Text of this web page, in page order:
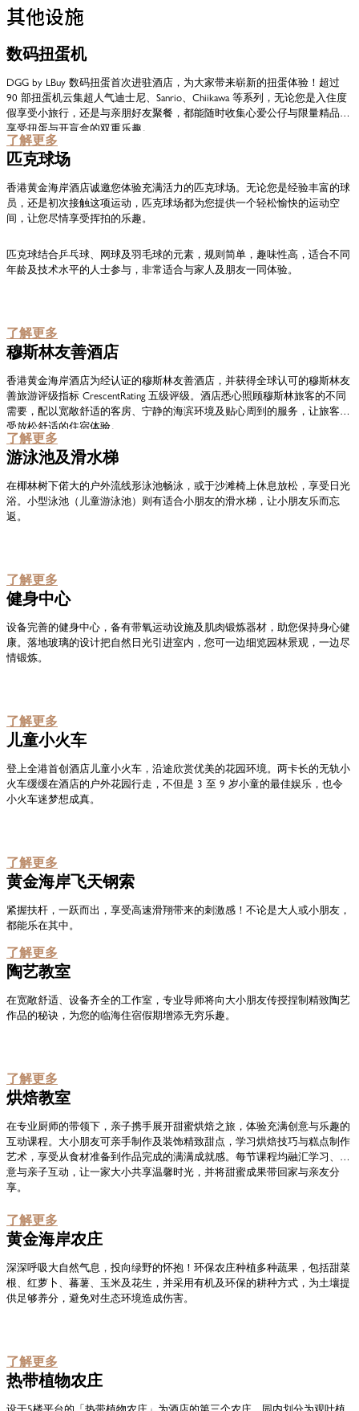
其他设施
数码扭蛋机
​DGG by LBuy 数码扭蛋首次进驻酒店，为大家带来崭新的扭蛋体验！超过
90 部扭蛋机云集超人气迪士尼、Sanrio、Chiikawa 等系列，无论您是入住度
假享受小旅行，还是与亲朋好友聚餐，都能随时收集心爱公仔与限量精品，
享受扭蛋与开盲盒的双重乐趣。
了解更多
匹克球场
香港黄金海岸酒店诚邀您体验充满活力的匹克球场。无论您是经验丰富的球
员，还是初次接触这项运动，匹克球场都为您提供一个轻松愉快的运动空
间，让您尽情享受挥拍的乐趣。
匹克球结合乒乓球、网球及羽毛球的元素，规则简单，趣味性高，适合不同
年龄及技术水平的人士参与，非常适合与家人及朋友一同体验。
了解更多
穆斯林友善酒店
香港黄金海岸酒店为经认证的穆斯林友善酒店，并获得全球认可的穆斯林友
善旅游评级指标 CrescentRating 五级评级。酒店悉心照顾穆斯林旅客的不同
需要，配以宽敞舒适的客房、宁静的海滨环境及贴心周到的服务，让旅客享
受放松舒适的住宿体验。
了解更多
游泳池及滑水梯
在椰林树下偌大的户外流线形泳池畅泳，或于沙滩椅上休息放松，享受日光
浴。小型泳池（儿童游泳池）则有适合小朋友的滑水梯，让小朋友乐而忘
返。
了解更多
健身中心
设备完善的健身中心，备有带氧运动设施及肌肉锻炼器材，助您保持身心健
康。落地玻璃的设计把自然日光引进室内，您可一边细览园林景观，一边尽
情锻炼。
了解更多
儿童小火车
登上全港首创酒店儿童小火车，沿途欣赏优美的花园环境。两卡长的无轨小
火车缓缓在酒店的户外花园行走，不但是 3 至 9 岁小童的最佳娱乐，也令
小火车迷梦想成真。
了解更多
黄金海岸飞天钢索
紧握扶杆，一跃而出，享受高速滑翔带来的刺激感！不论是大人或小朋友，
都能乐在其中。
了解更多
陶艺教室
在宽敞舒适、设备齐全的工作室，专业导师将向大小朋友传授捏制精致陶艺
作品的秘诀，为您的临海住宿假期增添无穷乐趣。
了解更多
烘焙教室
在专业厨师的带领下，亲子携手展开甜蜜烘焙之旅，体验充满创意与乐趣的
互动课程。大小朋友可亲手制作及装饰精致甜点，学习烘焙技巧与糕点制作
艺术，享受从食材准备到作品完成的满满成就感。每节课程均融汇学习、创
意与亲子互动，让一家大小共享温馨时光，并将甜蜜成果带回家与亲友分
享。
了解更多
黄金海岸农庄​
深深呼吸大自然气息，投向绿野的怀抱！环保农庄种植多种蔬果，包括甜菜
根、红萝卜、蕃薯、玉米及花生，并采用有机及环保的耕种方式，为土壤提
供足够养分，避免对生态环境造成伤害。
了解更多
热带植物农庄